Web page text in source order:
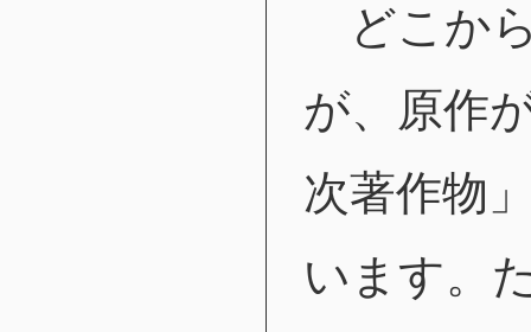
どこか
が、原作
次著作物
います。